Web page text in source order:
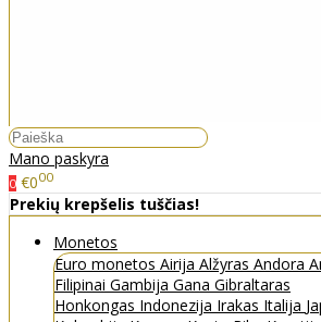
Mano paskyra
0 €000
Prekių krepšelis tuščias!
Monetos
Euro monetos Airija Alžyras Andora
Filipinai Gambija Gana Gibraltaras
Honkongas Indonezija Irakas Italija